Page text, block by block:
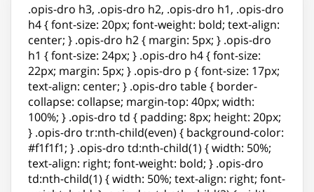
.opis-dro h3, .opis-dro h2, .opis-dro h1, .opis-dro
h4 { font-size: 20px; font-weight: bold; text-align:
center; } .opis-dro h2 { margin: 5px; } .opis-dro
h1 { font-size: 24px; } .opis-dro h4 { font-size:
22px; margin: 5px; } .opis-dro p { font-size: 17px;
text-align: center; } .opis-dro table { border-
collapse: collapse; margin-top: 40px; width:
100%; } .opis-dro td { padding: 8px; height: 20px;
} .opis-dro tr:nth-child(even) { background-color:
#f1f1f1; } .opis-dro td:nth-child(1) { width: 50%;
text-align: right; font-weight: bold; } .opis-dro
td:nth-child(1) { width: 50%; text-align: right; font-